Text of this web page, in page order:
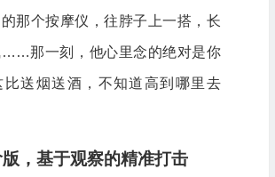
那个按摩仪，往脖子上一搭，长
……那一刻，他心里念的绝对是你
比送烟送酒，不知道高到哪里去
，基于观察的精准打击